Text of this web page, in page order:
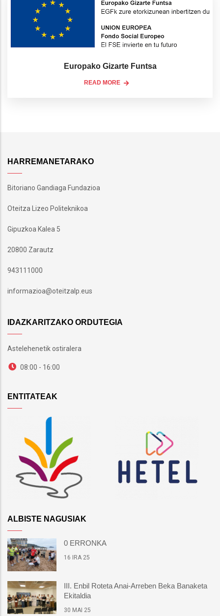
Europako Gizarte Funtsa
READ MORE
HARREMANETARAKO
Bitoriano Gandiaga Fundazioa
Oteitza Lizeo Politeknikoa
Gipuzkoa Kalea 5
20800 Zarautz
943111000
informazioa@oteitzalp.eus
IDAZKARITZAKO ORDUTEGIA
Astelehenetik ostiralera
08:00 - 16:00
ENTITATEAK
ALBISTE NAGUSIAK
0 ERRONKA
16 IRA 25
III. Enbil Roteta Anai-Arreben Beka Banaketa
Ekitaldia
30 MAI 25